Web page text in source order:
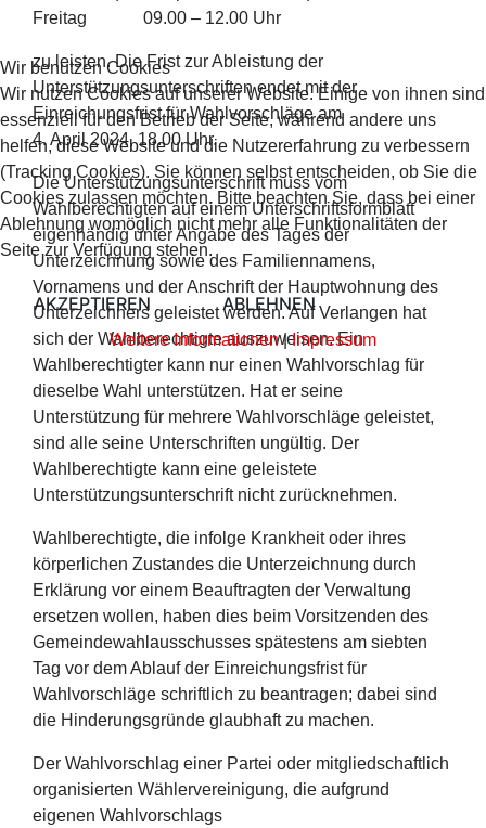
Freitag 09.00 – 12.00 Uhr
zu leisten. Die Frist zur Ableistung der
Unterstützungsunterschriften endet mit der
Einreichungsfrist für Wahlvorschläge am
4. April 2024, 18.00 Uhr.
Die Unterstützungsunterschrift muss vom
Wahlberechtigten auf einem Unterschriftsformblatt
eigenhändig unter Angabe des Tages der
Unterzeichnung sowie des Familiennamens,
Vornamens und der Anschrift der Hauptwohnung des
Unterzeichners geleistet werden. Auf Verlangen hat
sich der Wahlberechtigte auszuweisen. Ein
Wahlberechtigter kann nur einen Wahlvorschlag für
dieselbe Wahl unterstützen. Hat er seine
Unterstützung für mehrere Wahlvorschläge geleistet,
sind alle seine Unterschriften ungültig. Der
Wahlberechtigte kann eine geleistete
Unterstützungsunterschrift nicht zurücknehmen.
Wahlberechtigte, die infolge Krankheit oder ihres
körperlichen Zustandes die Unterzeichnung durch
Erklärung vor einem Beauftragten der Verwaltung
ersetzen wollen, haben dies beim Vorsitzenden des
Gemeindewahlausschusses spätestens am siebten
Tag vor dem Ablauf der Einreichungsfrist für
Wahlvorschläge schriftlich zu beantragen; dabei sind
die Hinderungsgründe glaubhaft zu machen.
Der Wahlvorschlag einer Partei oder mitgliedschaftlich
organisierten Wählervereinigung, die aufgrund
eigenen Wahlvorschlags
Wir benutzen Cookies
Wir nutzen Cookies auf unserer Website. Einige von ihnen sind
essenziell für den Betrieb der Seite, während andere uns
helfen, diese Website und die Nutzererfahrung zu verbessern
(Tracking Cookies). Sie können selbst entscheiden, ob Sie die
Cookies zulassen möchten. Bitte beachten Sie, dass bei einer
Ablehnung womöglich nicht mehr alle Funktionalitäten der
Seite zur Verfügung stehen.
AKZEPTIEREN ABLEHNEN
Weitere Informationen|Impressum